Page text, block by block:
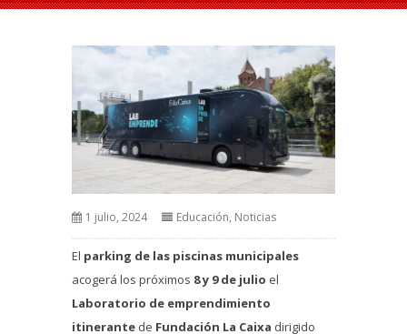
1 julio, 2024 Educación, Noticias
El parking de las piscinas municipales
acogerá los próximos 8 y 9 de julio el
Laboratorio de emprendimiento
itinerante de Fundación La Caixa dirigido